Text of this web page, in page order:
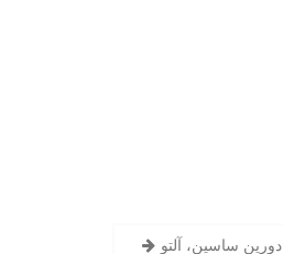
دورين ساسين، آلتو